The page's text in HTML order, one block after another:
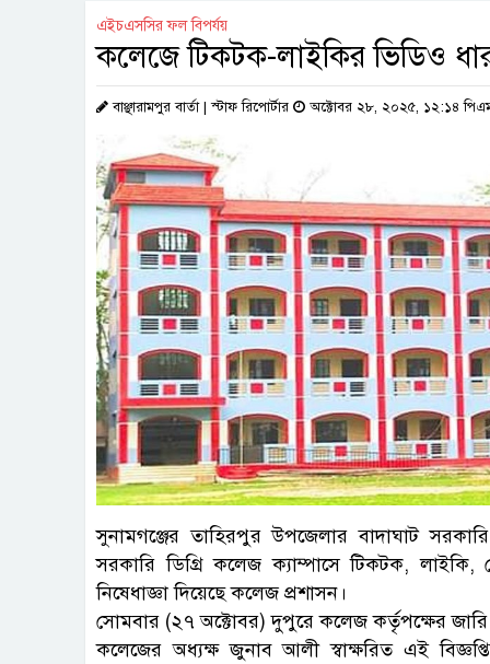
এইচএসসির ফল বিপর্যয়
কলেজে টিকটক-লাইকির ভিডিও
বাঞ্ছারামপুর বার্তা | স্টাফ রিপোর্টার অক্টোবর ২৮, ২০২৫, ১২:১৪
সুনামগঞ্জের তাহিরপুর উপজেলার বাদাঘাট
সরকারি ডিগ্রি কলেজ ক্যাম্পাসে টিকটক,
নিষেধাজ্ঞা দিয়েছে কলেজ প্রশাসন।
সোমবার (২৭ অক্টোবর) দুপুরে কলেজ কর্তৃপক্ষের জারি
কলেজের অধ্যক্ষ জুনাব আলী স্বাক্ষরিত এই